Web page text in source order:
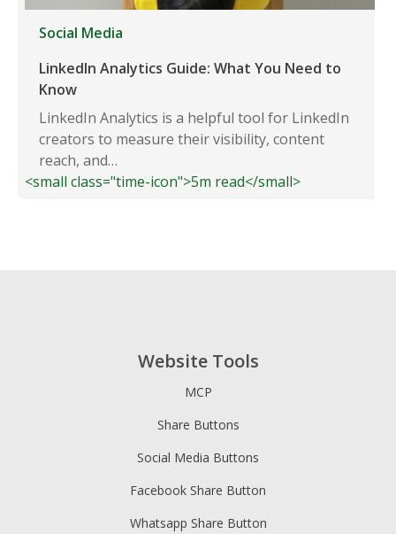
Social Media
LinkedIn Analytics Guide: What You Need to
Know
LinkedIn Analytics is a helpful tool for LinkedIn
creators to measure their visibility, content
reach, and…
<small class="time-icon">5m read</small>
Website Tools
MCP
Share Buttons
Social Media Buttons
Facebook Share Button
Whatsapp Share Button